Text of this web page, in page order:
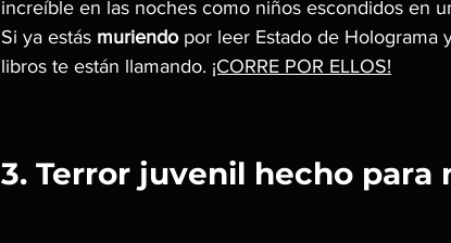
increíble en las noches como niños escondidos en
Si ya estás muriendo por leer Estado de Holograma
libros te están llamando. ¡CORRE POR ELLOS!
3. Terror juvenil hecho para